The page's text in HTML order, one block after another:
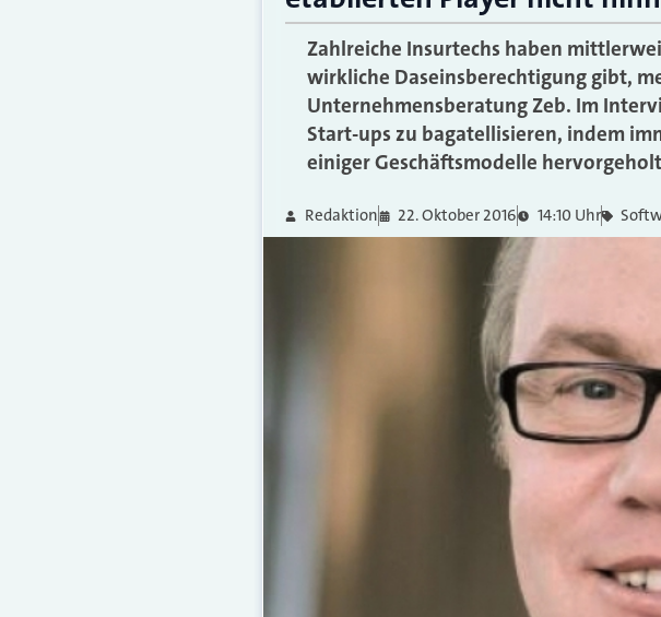
Zahlreiche Insurtechs haben
wirkliche Daseinsberechtigung gibt,
Unternehmensberatung Zeb. Im
Start-ups zu bagatellisieren, indem
einiger Geschäftsmodelle
Redaktion 22. Oktober 2016 14:10 Uhr